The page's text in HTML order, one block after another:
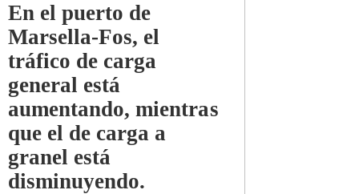
En el puerto de
Marsella-Fos, el
tráfico de carga
general está
aumentando, mientras
que el de carga a
granel está
disminuyendo.